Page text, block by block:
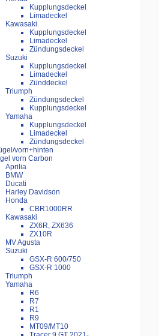
Kupplungsdeckel
Limadeckel
Kawasaki
Kupplungsdeckel
Limadeckel
Zündungsdeckel
Suzuki
Kupplungsdeckel
Limadeckel
Zünddeckel
Triumph
Zündungsdeckel
Kupplungsdeckel
Yamaha
Kupplungsdeckel
Limadeckel
Zündungsdeckel
vorn+hinten
vorn Carbon
Aprilia
BMW
Ducati
Harley Davidson
Honda
CBR1000RR
Kawasaki
ZX6R, ZX636
ZX10R
MV Agusta
Suzuki
GSX-R 600/750
GSX-R 1000
Triumph
Yamaha
R6
R7
R1
R9
MT09/MT10